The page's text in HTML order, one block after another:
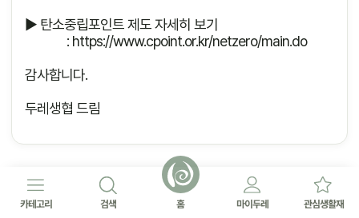
▶ 탄소중립포인트 제도 자세히 보기
: https://www.cpoint.or.kr/netzero/main.do
감사합니다.
두레생협 드림
카테고리 검색 홈 마이두레 관심생활재